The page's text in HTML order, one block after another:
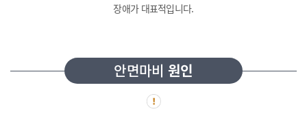
장애가 대표적입니다.
안면마비 원인